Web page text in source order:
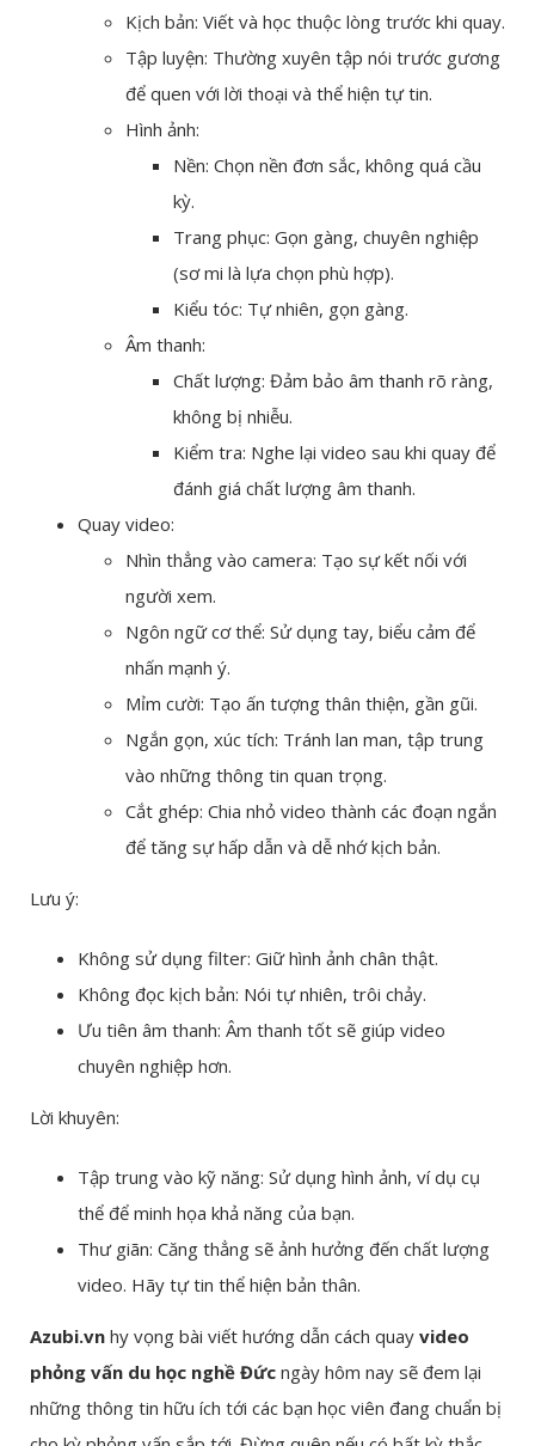
Kịch bản: Viết và học thuộc lòng trước khi quay.
Tập luyện: Thường xuyên tập nói trước gương
để quen với lời thoại và thể hiện tự tin.
Hình ảnh:
Nền: Chọn nền đơn sắc, không quá cầu
kỳ.
Trang phục: Gọn gàng, chuyên nghiệp
(sơ mi là lựa chọn phù hợp).
Kiểu tóc: Tự nhiên, gọn gàng.
Âm thanh:
Chất lượng: Đảm bảo âm thanh rõ ràng,
không bị nhiễu.
Kiểm tra: Nghe lại video sau khi quay để
đánh giá chất lượng âm thanh.
Quay video:
Nhìn thẳng vào camera: Tạo sự kết nối với
người xem.
Ngôn ngữ cơ thể: Sử dụng tay, biểu cảm để
nhấn mạnh ý.
Mỉm cười: Tạo ấn tượng thân thiện, gần gũi.
Ngắn gọn, xúc tích: Tránh lan man, tập trung
vào những thông tin quan trọng.
Cắt ghép: Chia nhỏ video thành các đoạn ngắn
để tăng sự hấp dẫn và dễ nhớ kịch bản.
Lưu ý:
Không sử dụng filter: Giữ hình ảnh chân thật.
Không đọc kịch bản: Nói tự nhiên, trôi chảy.
Ưu tiên âm thanh: Âm thanh tốt sẽ giúp video
chuyên nghiệp hơn.
Lời khuyên:
Tập trung vào kỹ năng: Sử dụng hình ảnh, ví dụ cụ
thể để minh họa khả năng của bạn.
Thư giãn: Căng thẳng sẽ ảnh hưởng đến chất lượng
video. Hãy tự tin thể hiện bản thân.
Azubi.vn hy vọng bài viết hướng dẫn cách quay video
phỏng vấn du học nghề Đức ngày hôm nay sẽ đem lại
những thông tin hữu ích tới các bạn học viên đang chuẩn bị